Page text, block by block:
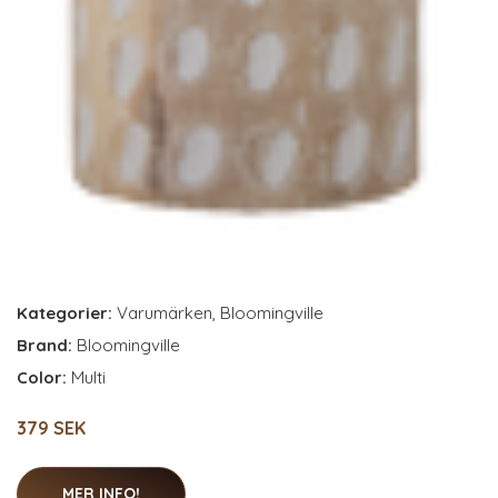
Kategorier: Varumärken, Bloomingville
Brand: Bloomingville
Color: Multi
379 SEK
MER INFO!